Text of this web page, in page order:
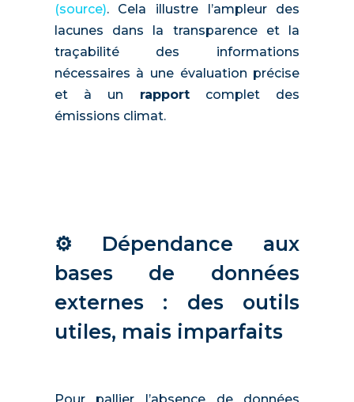
(source). Cela illustre l’ampleur des
lacunes dans la transparence et la
traçabilité des informations
nécessaires à une évaluation précise
et à un rapportcomplet des
émissions climat.
⚙️ Dépendance aux
bases de données
externes : des outils
utiles, mais imparfaits
Pour pallier l’absence de données